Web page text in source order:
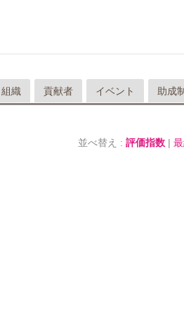
組織 貢献者 イベント 助成
並べ替え : 評価指数 |